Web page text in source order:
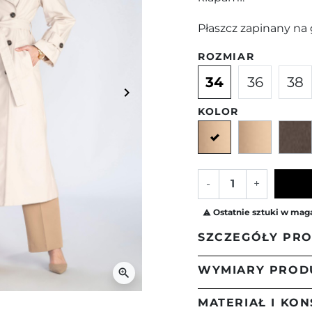
Następny
keyboard_arrow_right
zoom_in
Płaszcz zapinany
ROZMIAR
34 36 38
KOLOR
- +
 Ostatnie sztuki w
SZCZEGÓŁY
Elegancja,
WYMIARY
MATERIAŁ I